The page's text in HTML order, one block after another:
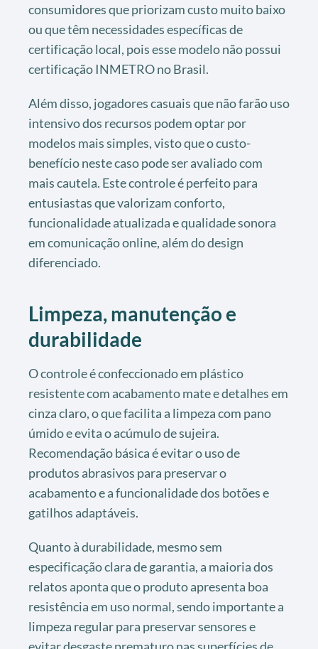
consumidores que priorizam custo muito baixo
ou que têm necessidades específicas de
certificação local, pois esse modelo não possui
certificação INMETRO no Brasil.
Além disso, jogadores casuais que não farão uso
intensivo dos recursos podem optar por
modelos mais simples, visto que o custo-
benefício neste caso pode ser avaliado com
mais cautela. Este controle é perfeito para
entusiastas que valorizam conforto,
funcionalidade atualizada e qualidade sonora
em comunicação online, além do design
diferenciado.
Limpeza, manutenção e
durabilidade
O controle é confeccionado em plástico
resistente com acabamento mate e detalhes em
cinza claro, o que facilita a limpeza com pano
úmido e evita o acúmulo de sujeira.
Recomendação básica é evitar o uso de
produtos abrasivos para preservar o
acabamento e a funcionalidade dos botões e
gatilhos adaptáveis.
Quanto à durabilidade, mesmo sem
especificação clara de garantia, a maioria dos
relatos aponta que o produto apresenta boa
resistência em uso normal, sendo importante a
limpeza regular para preservar sensores e